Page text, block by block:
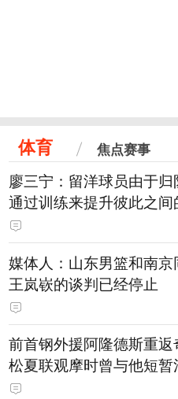
体育 焦点赛事
廖三宁：留洋球员由于
通过训练来提升彼此之间
媒体人：山东男篮和南
王岚嵚的谈判已经停止
前首钢外援阿隆德斯重返
松夏联观摩时曾与他短暂